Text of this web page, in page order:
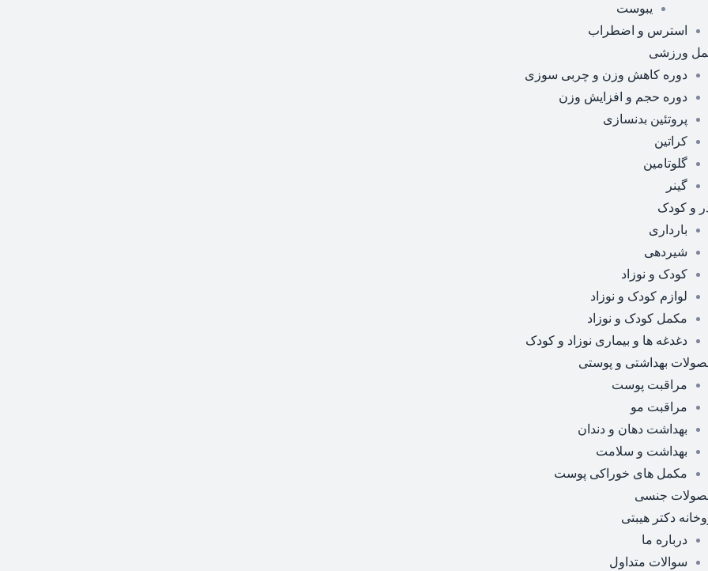
یبوست
استرس و اضطراب
ورزشی
دوره کاهش وزن و چربی سوزی
دوره حجم و افزایش وزن
پروتئین بدنسازی
کراتین
گلوتامین
گینر
و کودک
بارداری
شیردهی
کودک و نوزاد
لوازم کودک و نوزاد
مکمل کودک و نوزاد
دغدغه ها و بیماری نوزاد و کودک
بهداشتی و پوستی
مراقبت پوست
مراقبت مو
بهداشت دهان و دندان
بهداشت و سلامت
مکمل های خوراکی پوست
جنسی
دکتر هیبتی
درباره ما
سوالات متداول